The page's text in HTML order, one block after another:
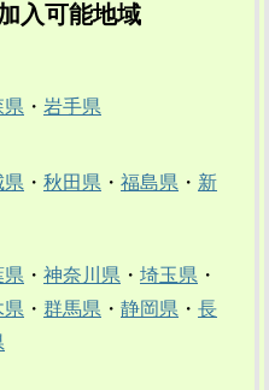
入可能地域
県 ・ 岩手県
県 ・ 秋田県 ・ 福島県 ・ 新
県 ・ 神奈川県 ・ 埼玉県 ・
県 ・ 群馬県 ・ 静岡県 ・ 長